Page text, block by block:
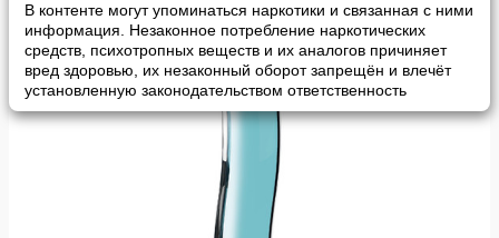
В контенте могут упоминаться наркотики и связанная с ними
информация. Незаконное потребление наркотических
средств, психотропных веществ и их аналогов причиняет
вред здоровью, их незаконный оборот запрещён и влечёт
установленную законодательством ответственность